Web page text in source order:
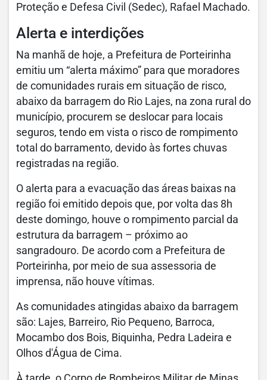
Proteção e Defesa Civil (Sedec), Rafael Machado.
Alerta e interdições
Na manhã de hoje, a Prefeitura de Porteirinha
emitiu um “alerta máximo” para que moradores
de comunidades rurais em situação de risco,
abaixo da barragem do Rio Lajes, na zona rural do
município, procurem se deslocar para locais
seguros, tendo em vista o risco de rompimento
total do barramento, devido às fortes chuvas
registradas na região.
O alerta para a evacuação das áreas baixas na
região foi emitido depois que, por volta das 8h
deste domingo, houve o rompimento parcial da
estrutura da barragem – próximo ao
sangradouro. De acordo com a Prefeitura de
Porteirinha, por meio de sua assessoria de
imprensa, não houve vítimas.
As comunidades atingidas abaixo da barragem
são: Lajes, Barreiro, Rio Pequeno, Barroca,
Mocambo dos Bois, Biquinha, Pedra Ladeira e
Olhos d'Água de Cima.